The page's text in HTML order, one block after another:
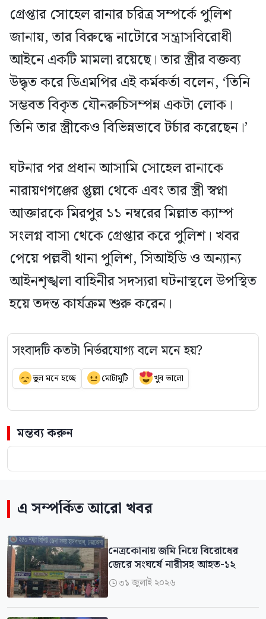
গ্রেপ্তার সোহেল রানার চরিত্র সম্পর্কে পুলিশ
জানায়, তার বিরুদ্ধে নাটোরে সন্ত্রাসবিরোধী
আইনে একটি মামলা রয়েছে। তার স্ত্রীর বক্তব্য
উদ্ধৃত করে ডিএমপির এই কর্মকর্তা বলেন, ‘তিনি
সম্ভবত বিকৃত যৌনরুচিসম্পন্ন একটা লোক।
তিনি তার স্ত্রীকেও বিভিন্নভাবে টর্চার করেছেন।’
ঘটনার পর প্রধান আসামি সোহেল রানাকে
নারায়ণগঞ্জের প্তুল্লা থেকে এবং তার স্ত্রী স্বপ্না
আক্তারকে মিরপুর ১১ নম্বরের মিল্লাত ক্যাম্প
সংলগ্ন বাসা থেকে গ্রেপ্তার করে পুলিশ। খবর
পেয়ে পল্লবী থানা পুলিশ, সিআইডি ও অন্যান্য
আইনশৃঙ্খলা বাহিনীর সদস্যরা ঘটনাস্থলে উপস্থিত
হয়ে তদন্ত কার্যক্রম শুরু করেন।
সংবাদটি কতটা নির্ভরযোগ্য বলে মনে হয়?
ভুল মনে হচ্ছে মোটামুটি খুব ভালো
মন্তব্য করুন
এ সম্পর্কিত আরো খবর
নেত্রকোনায় জমি নিয়ে বিরোধের
জেরে সংঘর্ষে নারীসহ আহত-১২
৩১ জুলাই ২০২৬